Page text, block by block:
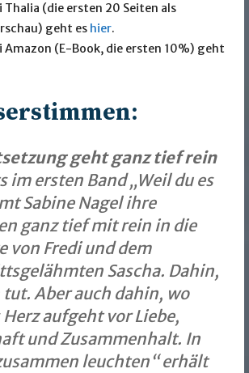
Thalia (die ersten 20 Seiten als
geht es hier.
Amazon (E-Book, die ersten 10%) geht
geht ganz tief rein
im ersten Band „Weil du es
Sabine Nagel ihre
ganz tief mit rein in die
von Fredi und dem
Sascha. Dahin,
tut. Aber auch dahin, wo
aufgeht vor Liebe,
und Zusammenhalt. In
leuchten“ erhält